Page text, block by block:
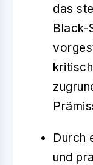
das
Black-
Durch
und